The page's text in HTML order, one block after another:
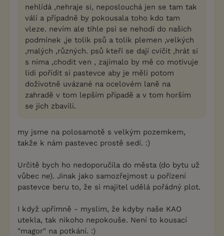
nehlídá ,nehraje si, neposlouchá jen se tam tak
válí a případně by pokousala toho kdo tam
vleze. nevím ale tihle psi se nehodí do našich
podmínek ,je tolik psů a tolik plemen ,velkých
,malých ,různých. psů kteří se dají cvičit ,hrát si
s nima ,chodit ven , zajímalo by mě co motivuje
lidi pořídit si pastevce aby je měli potom
doživotně uvázané na ocelovém laně na
zahradě v tom lepším případě a v tom horším
se jich zbavili.
my jsme na polosamotě s velkým pozemkem,
takže k nám pastevec prostě sedí. :)
Určitě bych ho nedoporučila do města (do bytu už
vůbec ne). Jinak jako samozřejmost u pořízení
pastevce beru to, že si majitel udělá pořádný plot.
I když upřímně - myslim, že kdyby naše KAO
utekla, tak nikoho nepokouše. Není to kousací
"magor" na potkání. :)